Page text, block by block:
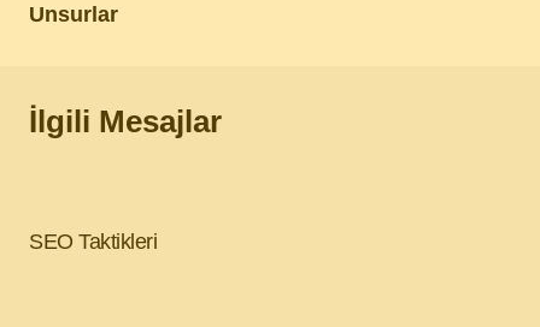
Unsurlar
İlgili Mesajlar
SEO Taktikleri